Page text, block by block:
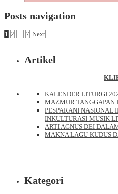
Posts navigation
1 2 7 Next
Artikel
KALENDER LITURGI
MAZMUR
PESPARANI NASIONAL
INKULTURASI MUSIK
ARTI AGNUS DEI
MAKNA LAGU KUDUS
Kategori